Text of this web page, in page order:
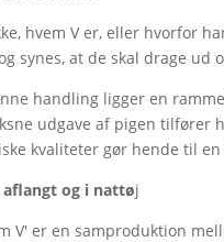
hvem V er, eller hvorfor
synes, at de skal drage ud
handling ligger en
udgave af pigen tilfører
kvaliteter gør hende til
og i nattøj
V' er en samproduktion